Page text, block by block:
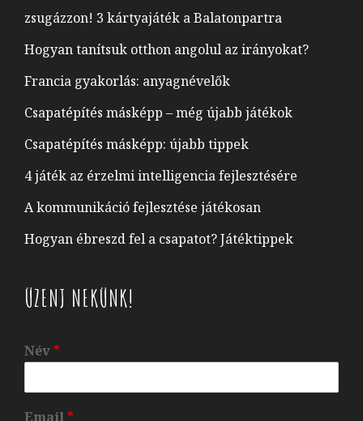
zsugázzon! 3 kártyajáték a Balatonpartra
Hogyan tanítsuk otthon angolul az irányokat?
Francia gyakorlás: anyagnévelők
Csapatépítés másképp – még újabb játékok
Csapatépítés másképp: újabb tippek
4 játék az érzelmi intelligencia fejlesztésére
A kommunikáció fejlesztése játékosan
Hogyan ébreszd fel a csapatot? Játéktippek
ÜZENJ NEKÜNK!
Név *
Email *